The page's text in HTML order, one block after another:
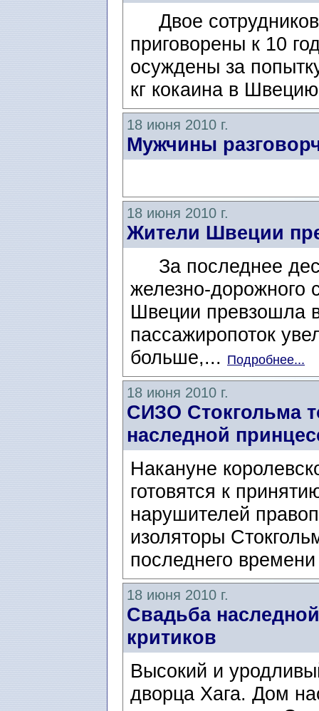
Двое сотрудников
приговорены к 10
осуждены за
кг кокаина в
18 июня 2010 г.
Мужчины
18 июня 2010 г.
Жители Швеции
За последнее
железно-дорожного
Швеции превзошла
пассажиропоток
больше,... Подробнее...
18 июня 2010 г.
СИЗО Стокгольма
наследной
Накануне
готовятся к
нарушителей
изоляторы
последнего
18 июня 2010 г.
Свадьба
критиков
Высокий и
дворца Хага. Дом